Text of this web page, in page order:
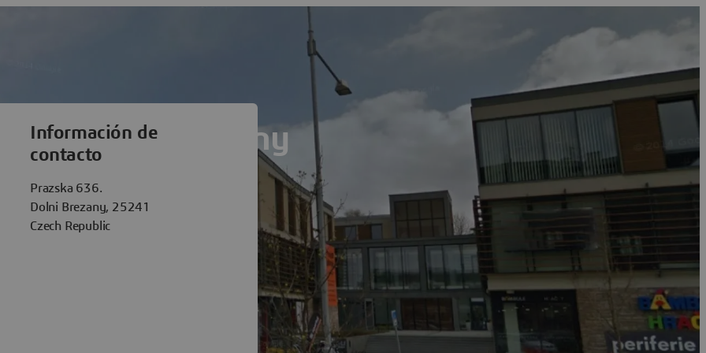
Dolní Brezany
Información de
contacto
Prazska 636.
Dolni Brezany, 25241
Czech Republic